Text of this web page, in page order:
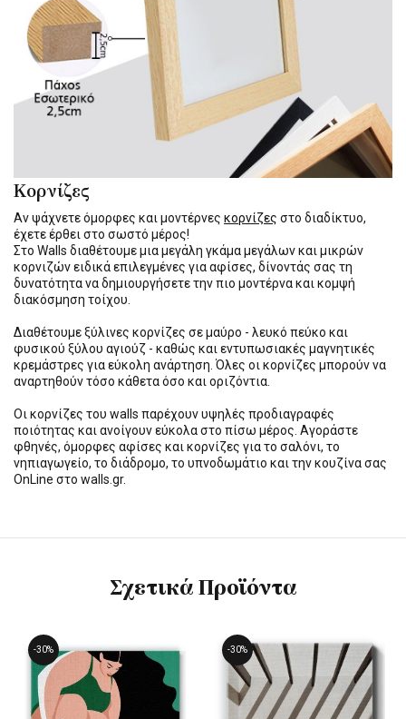
Κορνίζες
Αν ψάχνετε όμορφες και μοντέρνες κορνίζες στο διαδίκτυο,
έχετε έρθει στο σωστό μέρος!
Στο Walls διαθέτουμε μια μεγάλη γκάμα μεγάλων και μικρών
κορνιζών ειδικά επιλεγμένες για αφίσες, δίνοντάς σας τη
δυνατότητα να δημιουργήσετε την πιο μοντέρνα και κομψή
διακόσμηση τοίχου.
Διαθέτουμε ξύλινες κορνίζες σε μαύρο - λευκό πεύκο και
φυσικού ξύλου αγιούζ - καθώς και εντυπωσιακές μαγνητικές
κρεμάστρες για εύκολη ανάρτηση. Όλες οι κορνίζες μπορούν να
αναρτηθούν τόσο κάθετα όσο και οριζόντια.
Οι κορνίζες του walls παρέχουν υψηλές προδιαγραφές
ποιότητας και ανοίγουν εύκολα στο πίσω μέρος. Αγοράστε
φθηνές, όμορφες αφίσες και κορνίζες για το σαλόνι, το
νηπιαγωγείο, το διάδρομο, το υπνοδωμάτιο και την κουζίνα σας
OnLine στο walls.gr.
Σχετικά Προϊόντα
-30% -30%